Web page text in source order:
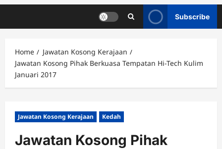
Subscribe
Home
Jawatan Kosong Kerajaan
Jawatan Kosong Pihak Berkuasa Tempatan Hi-Tech Kulim
Januari 2017
Jawatan Kosong Kerajaan Kedah
Jawatan Kosong Pihak